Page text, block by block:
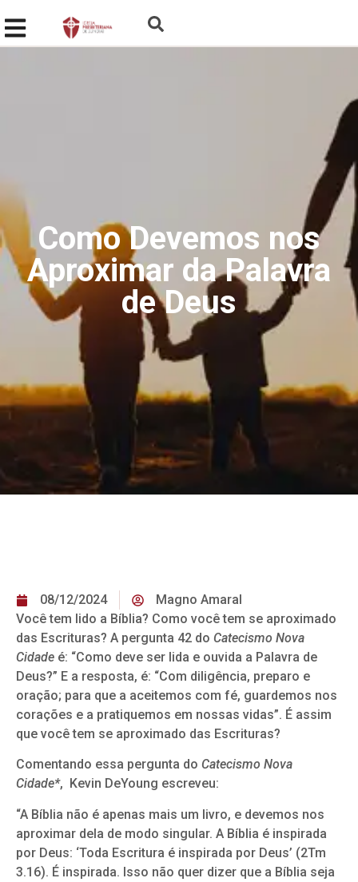
Como Devemos nos
Aproximar da Palavra
de Deus
08/12/2024
Magno Amaral
Você tem lido a Bíblia? Como você tem se aproximado
das Escrituras? A pergunta 42 do Catecismo Nova
Cidade é: “Como deve ser lida e ouvida a Palavra de
Deus?” E a resposta, é: “Com diligência, preparo e
oração; para que a aceitemos com fé, guardemos nos
corações e a pratiquemos em nossas vidas”. É assim
que você tem se aproximado das Escrituras?
Comentando essa pergunta do Catecismo Nova
Cidade*, Kevin DeYoung escreveu:
“A Bíblia não é apenas mais um livro, e devemos nos
aproximar dela de modo singular. A Bíblia é inspirada
por Deus: ‘Toda Escritura é inspirada por Deus’ (2Tm
3.16). É inspirada. Isso não quer dizer que a Bíblia seja